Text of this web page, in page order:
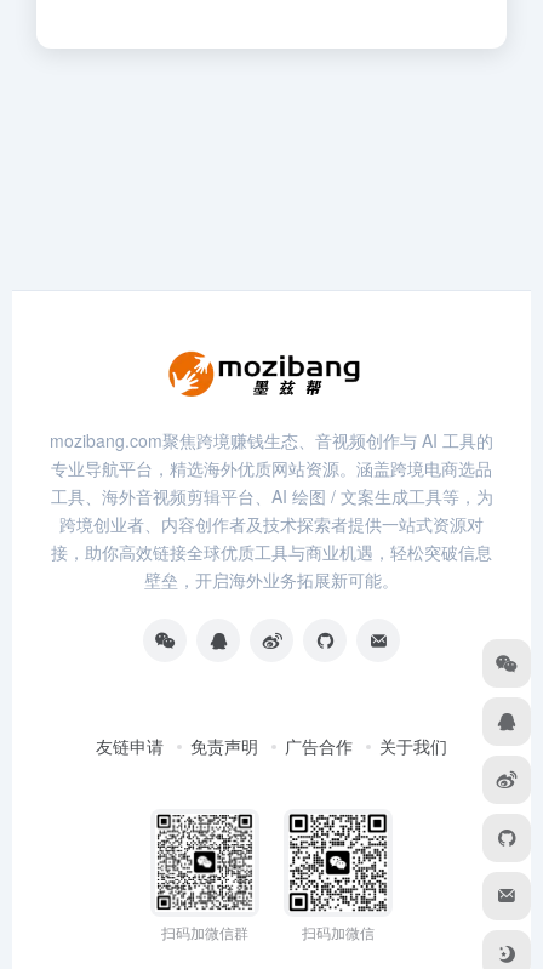
mozibang.com聚焦跨境赚钱生态、音视频创作与 AI 工具的
专业导航平台，精选海外优质网站资源。涵盖跨境电商选品
工具、海外音视频剪辑平台、AI 绘图 / 文案生成工具等，为
跨境创业者、内容创作者及技术探索者提供一站式资源对
接，助你高效链接全球优质工具与商业机遇，轻松突破信息
壁垒，开启海外业务拓展新可能。
友链申请 免责声明 广告合作 关于我们
扫码加微信群 扫码加微信